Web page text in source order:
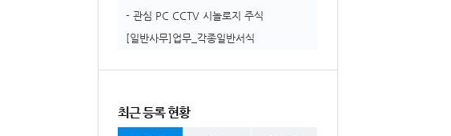
- 관심 PC CCTV 시놀로지 주식
[일반사무]업무_각종일반서식
최근 등록 현황